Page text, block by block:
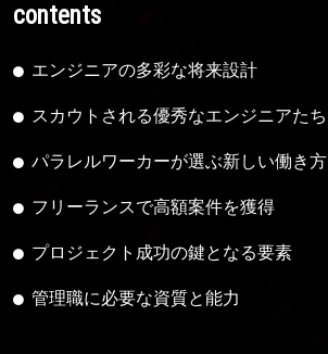
contents
エンジニアの多彩な将来設計
スカウトされる優秀なエンジニアたち
パラレルワーカーが選ぶ新しい働き方
フリーランスで高額案件を獲得
プロジェクト成功の鍵となる要素
管理職に必要な資質と能力